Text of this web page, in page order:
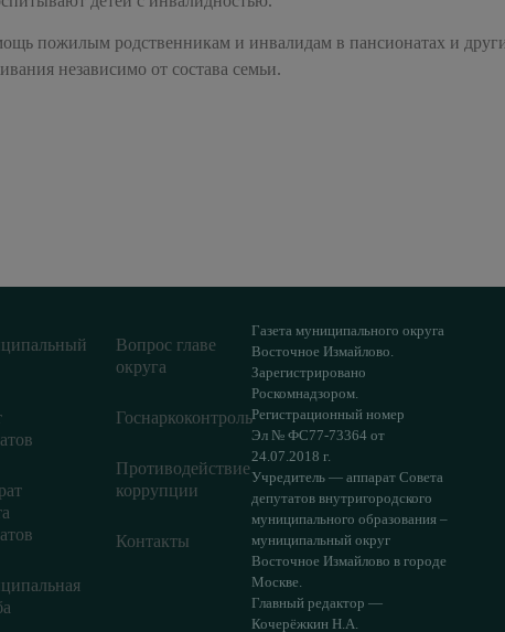
пожилым родственникам и инвалидам в пансионатах и
независимо от состава семьи.
Вопрос главе
округа
Госнаркоконтроль
Противодействие
коррупции
Контакты
Газета муниципального округа
Восточное Измайлово.
Зарегистрировано
Роскомнадзором.
Регистрационный номер
Эл № ФС77-73364 от
24.07.2018 г.
Учредитель — аппарат Совета
депутатов внутригородского
муниципального образования –
муниципальный округ
Восточное Измайлово в городе
Москве.
Главный редактор —
Кочерёжкин Н.А.